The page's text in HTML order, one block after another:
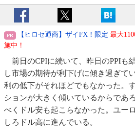
【ヒロセ通商】ザイFX！限定 最大
施中！
前日のCPIに続いて、昨日のPPIも
し市場の期待が利下げに傾き過ぎて
利の低下がそれほどでもなかった。
ションが大きく傾いているからであ
べくドル安も起こらなかった。ユー
しろドル高に進んでいる。